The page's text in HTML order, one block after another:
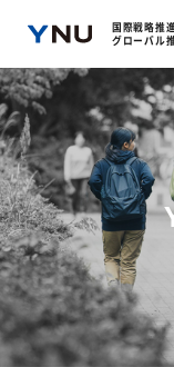
国際戦略推
グローバル